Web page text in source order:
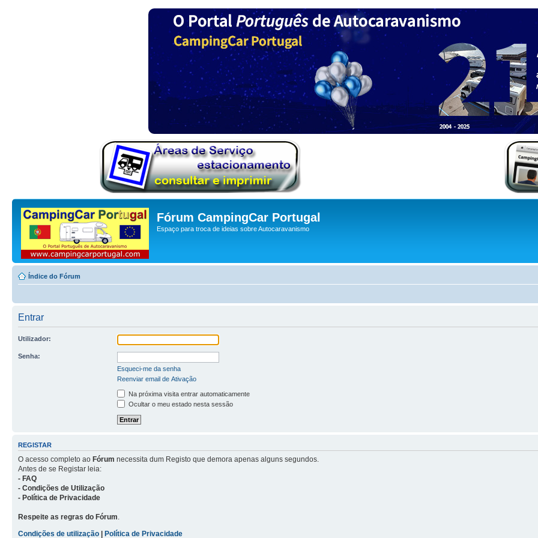
Fórum CampingCar Portugal
Espaço para troca de ideias sobre Autocaravanismo
Índice do Fórum
Entrar
Utilizador:
Senha:
Esqueci-me da senha
Reenviar email de Ativação
Na próxima visita entrar automaticamente
Ocultar o meu estado nesta sessão
REGISTAR
O acesso completo ao Fórum necessita dum Registo que demora apenas alguns segundos.
Antes de se Registar leia:
- FAQ
- Condições de Utilização
- Política de Privacidade
Respeite as regras do Fórum
Condições de utilização | Política de Privacidade